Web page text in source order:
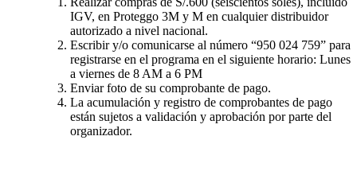
IGV, en Proteggo 3M y M en cualquier distribuidor
autorizado a nivel nacional.
Escribir y/o comunicarse al número “950 024 759” para
registrarse en el programa en el siguiente horario: Lunes
a viernes de 8 AM a 6 PM
Enviar foto de su comprobante de pago.
La acumulación y registro de comprobantes de pago
están sujetos a validación y aprobación por parte del
organizador.